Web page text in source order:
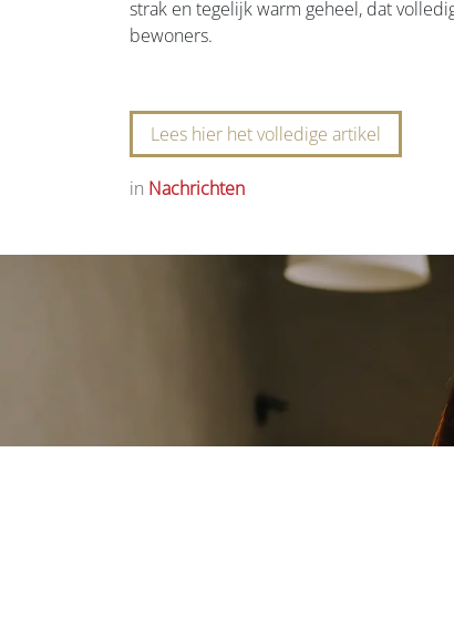
strak en tegelijk warm geheel, dat
bewoners.
Lees hier het volledige artikel
in Nachrichten